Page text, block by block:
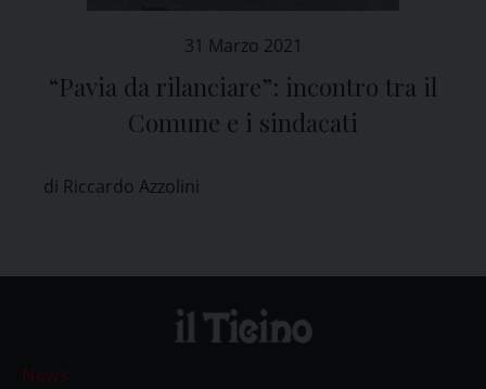
31 Marzo 2021
“Pavia da rilanciare”: incontro tra il
Comune e i sindacati
di Riccardo Azzolini
News